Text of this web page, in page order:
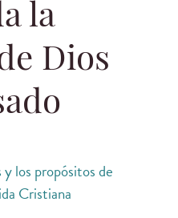
la
Dios
los propósitos de
Cristiana